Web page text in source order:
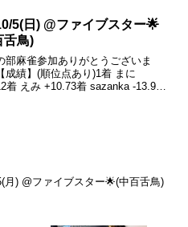
ち...
5(日) @ファイブスター🌟
舌鳥)
部麻雀参加ありがとうございま
成績】(順位点あり)1着 まに
着 えみ +10.73着 sazanka -13.94
月) @ファイブスター🌟(中百舌鳥)